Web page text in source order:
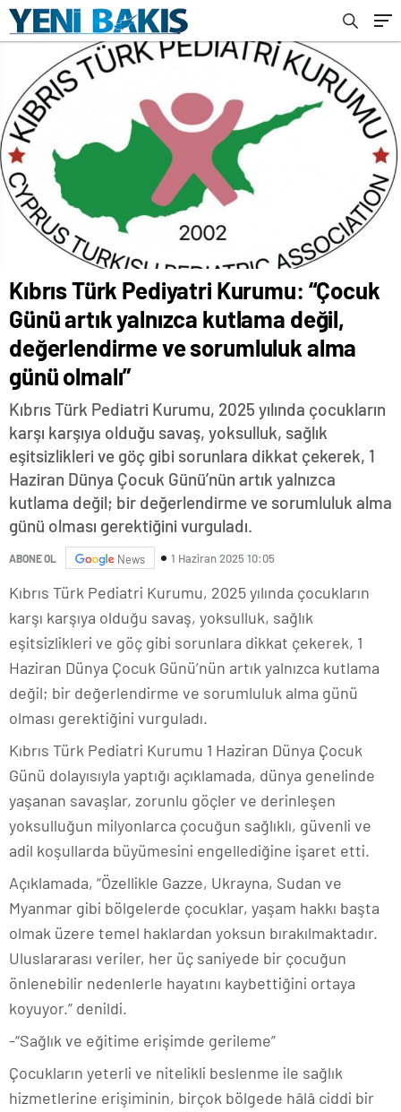
sorumluluk alma günü olmalı”
Kıbrıs Türk Pediyatri Kurumu: “Çocuk
Günü artık yalnızca kutlama değil,
değerlendirme ve sorumluluk alma
günü olmalı”
Kıbrıs Türk Pediatri Kurumu, 2025 yılında çocukların
karşı karşıya olduğu savaş, yoksulluk, sağlık
eşitsizlikleri ve göç gibi sorunlara dikkat çekerek, 1
Haziran Dünya Çocuk Günü’nün artık yalnızca
kutlama değil; bir değerlendirme ve sorumluluk alma
günü olması gerektiğini vurguladı.
ABONE OL News 1 Haziran 2025 10:05
Kıbrıs Türk Pediatri Kurumu, 2025 yılında çocukların
karşı karşıya olduğu savaş, yoksulluk, sağlık
eşitsizlikleri ve göç gibi sorunlara dikkat çekerek, 1
Haziran Dünya Çocuk Günü’nün artık yalnızca kutlama
değil; bir değerlendirme ve sorumluluk alma günü
olması gerektiğini vurguladı.
Kıbrıs Türk Pediatri Kurumu 1 Haziran Dünya Çocuk
Günü dolayısıyla yaptığı açıklamada, dünya genelinde
yaşanan savaşlar, zorunlu göçler ve derinleşen
yoksulluğun milyonlarca çocuğun sağlıklı, güvenli ve
adil koşullarda büyümesini engellediğine işaret etti.
Açıklamada, “Özellikle Gazze, Ukrayna, Sudan ve
Myanmar gibi bölgelerde çocuklar, yaşam hakkı başta
olmak üzere temel haklardan yoksun bırakılmaktadır.
Uluslararası veriler, her üç saniyede bir çocuğun
önlenebilir nedenlerle hayatını kaybettiğini ortaya
koyuyor.” denildi.
-“Sağlık ve eğitime erişimde gerileme”
Çocukların yeterli ve nitelikli beslenme ile sağlık
hizmetlerine erişiminin, birçok bölgede hâlâ ciddi bir